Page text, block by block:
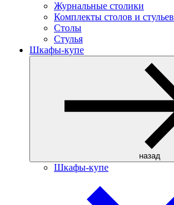
Журнальные столики
Комплекты столов и стульев
Столы
Стулья
Шкафы-купе
назад
Шкафы-купе